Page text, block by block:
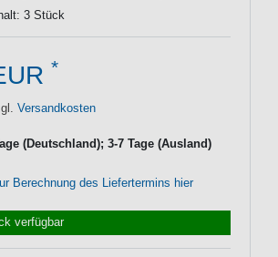
3 Stück
*
Versandkosten
(Deutschland); 3-7 Tage (Ausland)
Berechnung des Liefertermins hier
verfügbar